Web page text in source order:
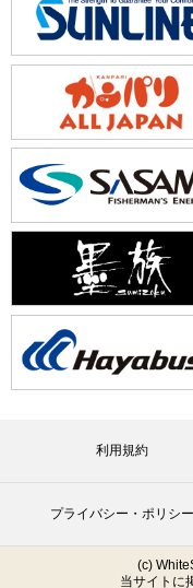
利用規約
プライバシー・ポリシー
(c)
当サイトに